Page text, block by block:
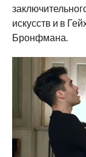
искусств и в
Бронфмана.